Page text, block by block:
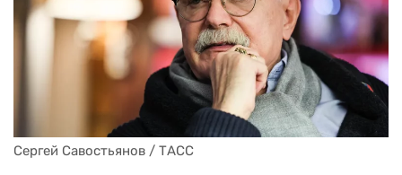
Сергей Савостьянов / ТАСС